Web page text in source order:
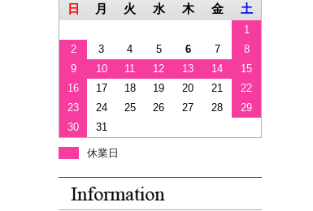
日 月 火 水 木 金 土
1
2
3 4 5 6 7
8
9
10 11 12 13 14
15
16
17 18 19 20 21
22
23
24 25 26 27 28
29
30
31
休業日